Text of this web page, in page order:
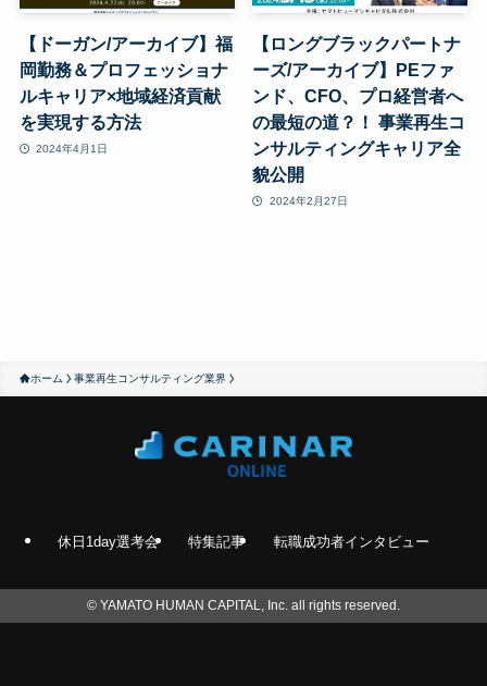
【ドーガン/アーカイブ】福
岡勤務＆プロフェッショナ
ルキャリア×地域経済貢献
を実現する方法
2024年4月1日
【ロングブラックパートナ
ーズ/アーカイブ】PEファ
ンド、CFO、プロ経営者へ
の最短の道？！ 事業再生コ
ンサルティングキャリア全
貌公開
2024年2月27日
ホーム 事業再生コンサルティング業界
休日1day選考会 特集記事 転職成功者インタビュー
© YAMATO HUMAN CAPITAL, Inc. all rights reserved.